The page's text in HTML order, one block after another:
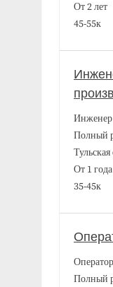
От 2 лет
45-55к
Инженер
Полный
Тульская
От 1 года
35-45к
Оператор
Полный